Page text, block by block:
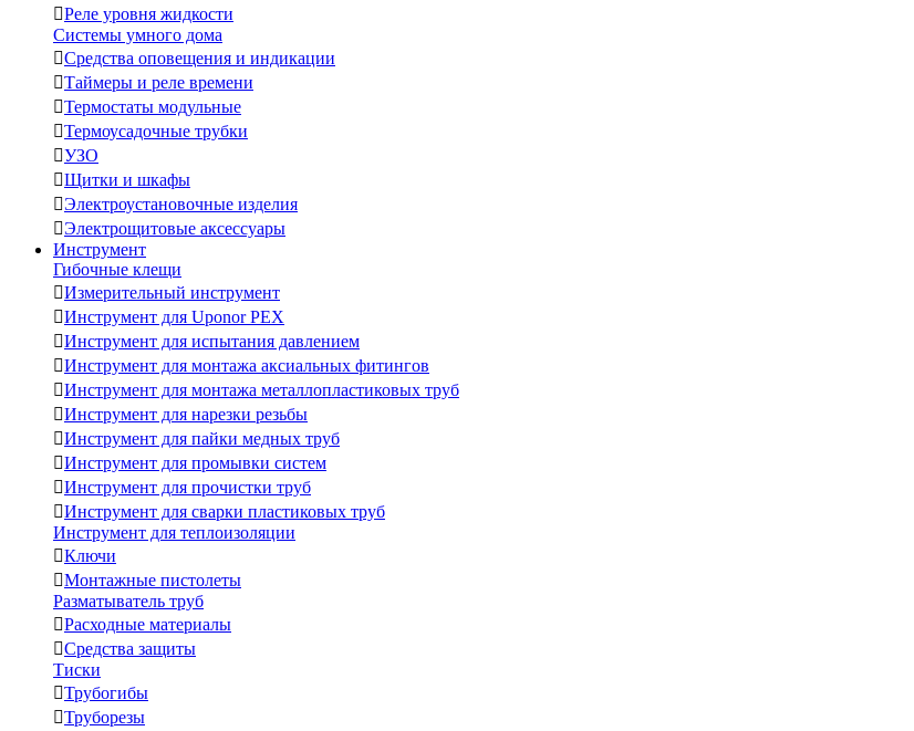
Реле уровня жидкости
Системы умного дома
Средства оповещения и индикации
Таймеры и реле времени
Термостаты модульные
Термоусадочные трубки
УЗО
Щитки и шкафы
Электроустановочные изделия
Электрощитовые аксессуары
Инструмент
Гибочные клещи
Измерительный инструмент
Инструмент для Uponor PEX
Инструмент для испытания давлением
Инструмент для монтажа аксиальных фитингов
Инструмент для монтажа металлопластиковых труб
Инструмент для нарезки резьбы
Инструмент для пайки медных труб
Инструмент для промывки систем
Инструмент для прочистки труб
Инструмент для сварки пластиковых труб
Инструмент для теплоизоляции
Ключи
Монтажные пистолеты
Разматыватель труб
Расходные материалы
Средства защиты
Тиски
Трубогибы
Труборезы